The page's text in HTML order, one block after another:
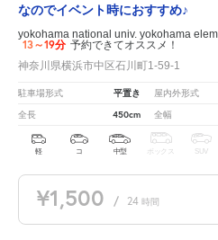
なのでイベント時におすすめ♪
yokohama national univ. yokohama
13～19分 予約できてオススメ！
神奈川県横浜市中区石川町1-59-1
駐車場形式 平置き 屋内外形式
全長 450cm 全幅
軽 コ 中型 ボックス SUV
¥1,500 / 24 時間